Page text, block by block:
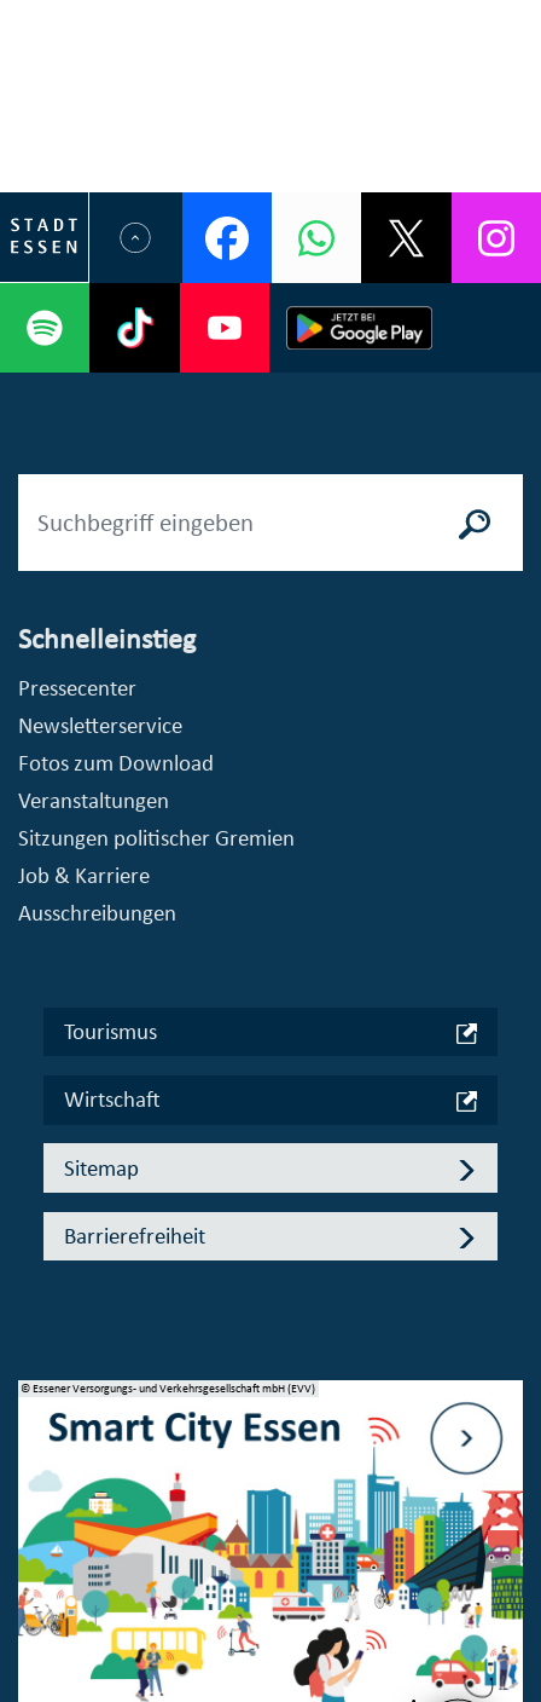
Schnelleinstieg
Pressecenter
Newsletterservice
Fotos zum Download
Veranstaltungen
Sitzungen politischer Gremien
Job & Karriere
Ausschreibungen
Tourismus
Wirtschaft
Sitemap
Barrierefreiheit
© Essener Versorgungs- und Verkehrsgesellschaft mbH (EVV)